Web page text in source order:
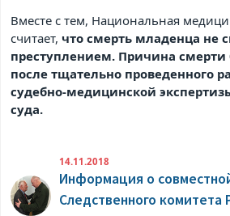
Вместе с тем, Национальная
считает,что смерть младенца не
преступлением. Причина смерти
после тщательно проведенного
судебно-медицинской
суда.
14.11.2018
Информация о
Следственного комитета